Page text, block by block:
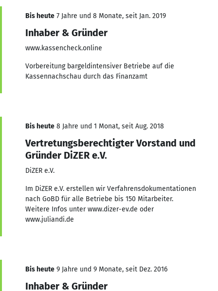
Bis heute 7 Jahre und 8 Monate, seit Jan. 2019
Inhaber & Gründer
www.kassencheck.online
Vorbereitung bargeldintensiver Betriebe auf die
Kassennachschau durch das Finanzamt
Bis heute 8 Jahre und 1 Monat, seit Aug. 2018
Vertretungsberechtigter Vorstand und
Gründer DiZER e.V.
DiZER e.V.
Im DiZER e.V. erstellen wir Verfahrensdokumentationen
nach GoBD für alle Betriebe bis 150 Mitarbeiter.
Weitere Infos unter www.dizer-ev.de oder
www.juliandi.de
Bis heute 9 Jahre und 9 Monate, seit Dez. 2016
Inhaber & Gründer